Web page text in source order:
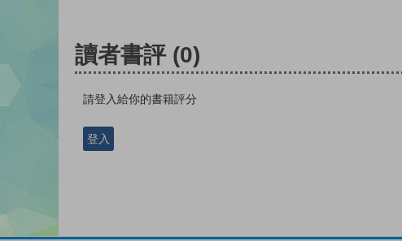
讀者書評 (0)
請登入給你的書籍評分
登入